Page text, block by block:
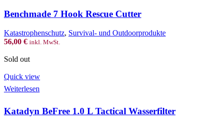
has
multiple
variants.
The
page
Benchmade 7 Hook Rescue Cutter
Katastrophenschutz, Survival- und Outdoorprodukte
56,00 € inkl. MwSt.
Sold out
Quick view
Weiterlesen
Katadyn BeFree 1.0 L Tactical Wasserfilter